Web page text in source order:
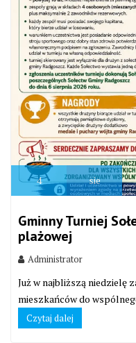
4 sie
Gminny Turniej
plażowej
Administrator
Już w najbliższą niedzielę
mieszkańców do
Czytaj dalej